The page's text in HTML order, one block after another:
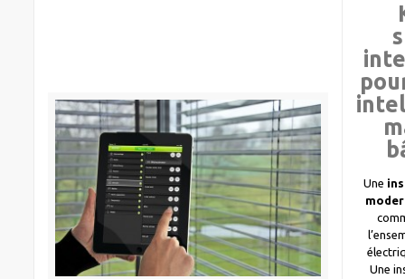
Une
Une